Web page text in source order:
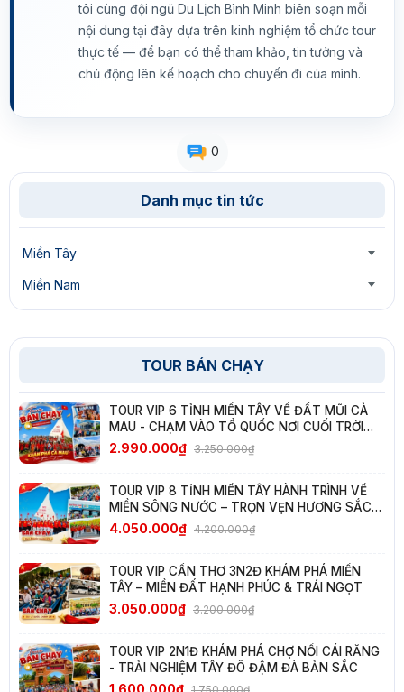
Danh mục tin tức
Miền Tây
Miền Nam
TOUR BÁN CHẠY
TOUR VIP 6 TỈNH MIỀN TÂY VỀ ĐẤT MŨI CÀ
MAU - CHẠM VÀO TỔ QUỐC NƠI CUỐI TRỜI
NAM
2.990.000₫ 3.250.000₫
TOUR VIP 8 TỈNH MIỀN TÂY HÀNH TRÌNH VỀ
MIỀN SÔNG NƯỚC – TRỌN VẸN HƯƠNG SẮC
TÂY NAM BỘ
4.050.000₫ 4.200.000₫
TOUR VIP CẦN THƠ 3N2Đ KHÁM PHÁ MIỀN
TÂY – MIỀN ĐẤT HẠNH PHÚC & TRÁI NGỌT
3.050.000₫ 3.200.000₫
TOUR VIP 2N1Đ KHÁM PHÁ CHỢ NỔI CÁI RĂNG
- TRẢI NGHIỆM TÂY ĐÔ ĐẬM ĐÀ BẢN SẮC
tôi cùng đội ngũ Du Lịch Bình Minh biên soạn mỗi
nội dung tại đây dựa trên kinh nghiệm tổ chức tour
thực tế — để bạn có thể tham khảo, tin tưởng và
chủ động lên kế hoạch cho chuyến đi của mình.
0